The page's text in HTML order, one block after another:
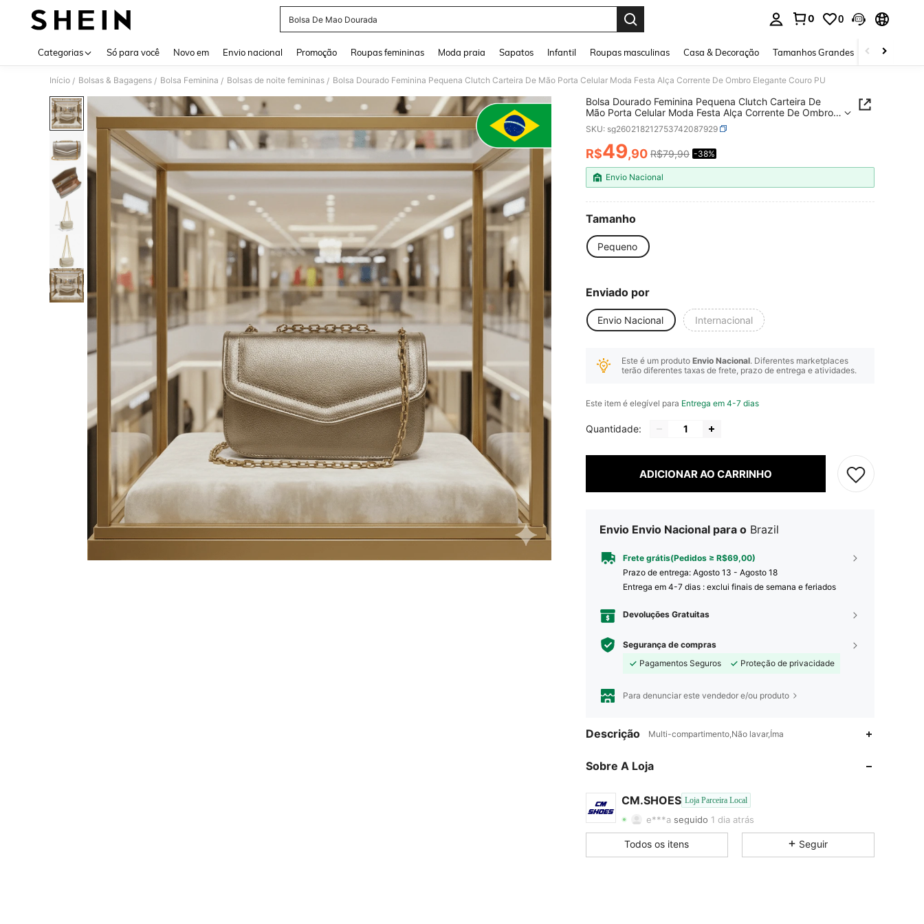
Bolsa De Mao Dourada
0 0
Categorias Só para você Novo em Envio nacional Promoção Roupas femininas Moda praia Sapatos Infantil Roupas masculinas Casa & Decoração Tamanhos Grandes Joias e
Início / Bolsas & Bagagens / Bolsa Feminina / Bolsas de noite femininas / Bolsa Dourado Feminina Pequena Clutch Carteira De Mão Porta Celular Moda Festa Alça Corrente De Ombro Elegante Couro PU
Bolsa Dourado Feminina Pequena Clutch Carteira De
Mão Porta Celular Moda Festa Alça Corrente De Ombro
Elegante Couro PU
SKU: sg260218212753742087929
PRICE AND AVAILABILITY
R$49,90 R$79,90 -38%
Envio Nacional
Tamanho
Pequeno
Enviado por
Envio Nacional Internacional
Este é um produto Envio Nacional. Diferentes marketplaces
terão diferentes taxas de frete, prazo de entrega e atividades.
Este item é elegível para Entrega em 4-7 dias
Quantidade:
ADICIONAR AO CARRINHO
Envio Envio Nacional para o Brazil
Frete grátis(Pedidos ≥ R$69,00)
Prazo de entrega: Agosto 13 - Agosto 18
Entrega em 4-7 dias : exclui finais de semana e feriados
Devoluções Gratuitas
Segurança de compras
Pagamentos Seguros
Proteção de privacidade
Para denunciar este vendedor e/ou produto
Descrição Multi-compartimento,Não lavar,Íma
Sobre A Loja
CM.SHOES Loja Parceira Local
4,78 60 72
4,78
4,78 60
e***a seguido 1 dia atrás
4,78 60 72
Todos os itens Seguir